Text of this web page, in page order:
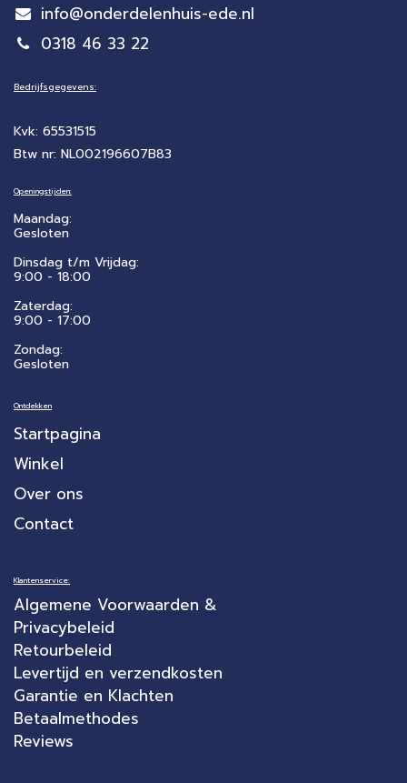
info@onderdelenhuis-ede.nl
0318 46 33 22
Bedrijfsgegevens:
Kvk: 65531515
Btw nr: NL002196607B83
Openingstijden:
Maandag:
Gesloten
Dinsdag t/m Vrijdag:
9:00 - 18:00
Zaterdag:
​9:00 - 17:00
Zondag:
Gesloten
Ontdekken
Startpagina
Winkel
Over ons
Contact
Klantenservice:
Algemene Voorwaarden &
Privacybeleid
Retourbeleid
Levertijd en verzendkosten
Garantie en Klachten
Betaalmethodes
Reviews